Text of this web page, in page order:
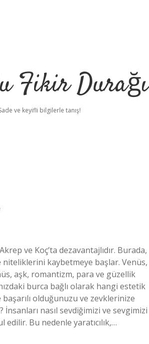
Fikir Durağı
ve keyifli bilgilerle tanış!
ve Koç’ta dezavantajlıdır. Burada,
niteliklerini kaybetmeye başlar. Venüs,
aşk, romantizm, para ve güzellik
burca bağlı olarak hangi estetik
olduğunuzu ve zevklerinize
nasıl sevdiğimizi ve sevgimizi
Bu nedenle yaratıcılık,…